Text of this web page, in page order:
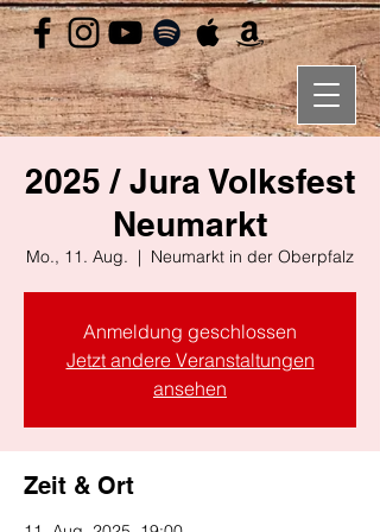
2025 / Jura Volksfest
Neumarkt
Mo., 11. Aug.
  |
Neumarkt in der Oberpfalz
Anmeldung geschlossen
Jetzt andere Veranstaltungen
ansehen
Zeit & Ort